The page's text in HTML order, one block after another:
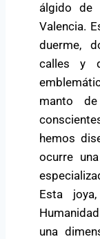
álgido de
Valencia.
duerme,
calles y
manto
hemos
ocurre
Esta
una